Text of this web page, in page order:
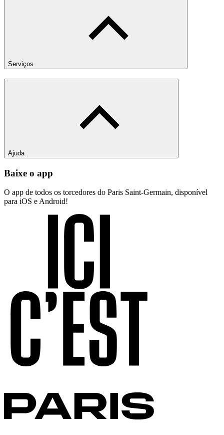
Serviços
Ajuda
Baixe o app
O app de todos os torcedores do Paris Saint-Germain, disponível
para iOS e Android!